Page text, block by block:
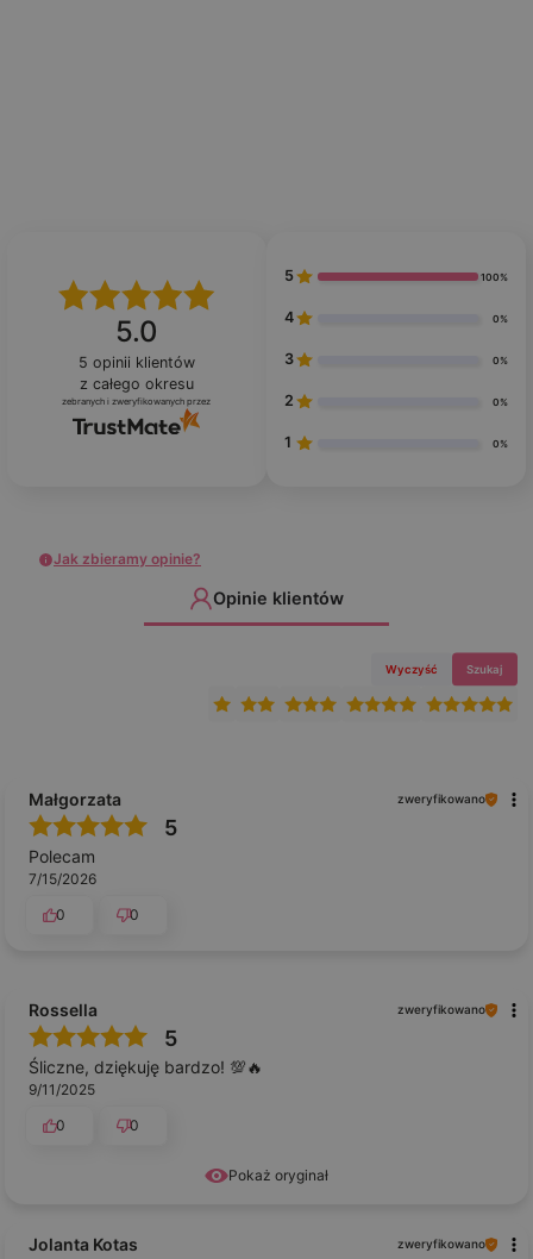
5.0
5 opinii klientów
z całego okresu
zebranych i zweryfikowanych przez
5 100%
4 0%
3 0%
2 0%
1 0%
Jak zbieramy opinie?
Opinie klientów
Wyczyść Szukaj
Małgorzata zweryfikowano
5
Polecam
7/15/2026
0
0
Pokaż oryginał
Rossella zweryfikowano
5
Śliczne, dziękuję bardzo! 💯🔥
9/11/2025
0
0
Jolanta Kotas zweryfikowano